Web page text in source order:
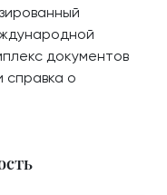
документов
справка о